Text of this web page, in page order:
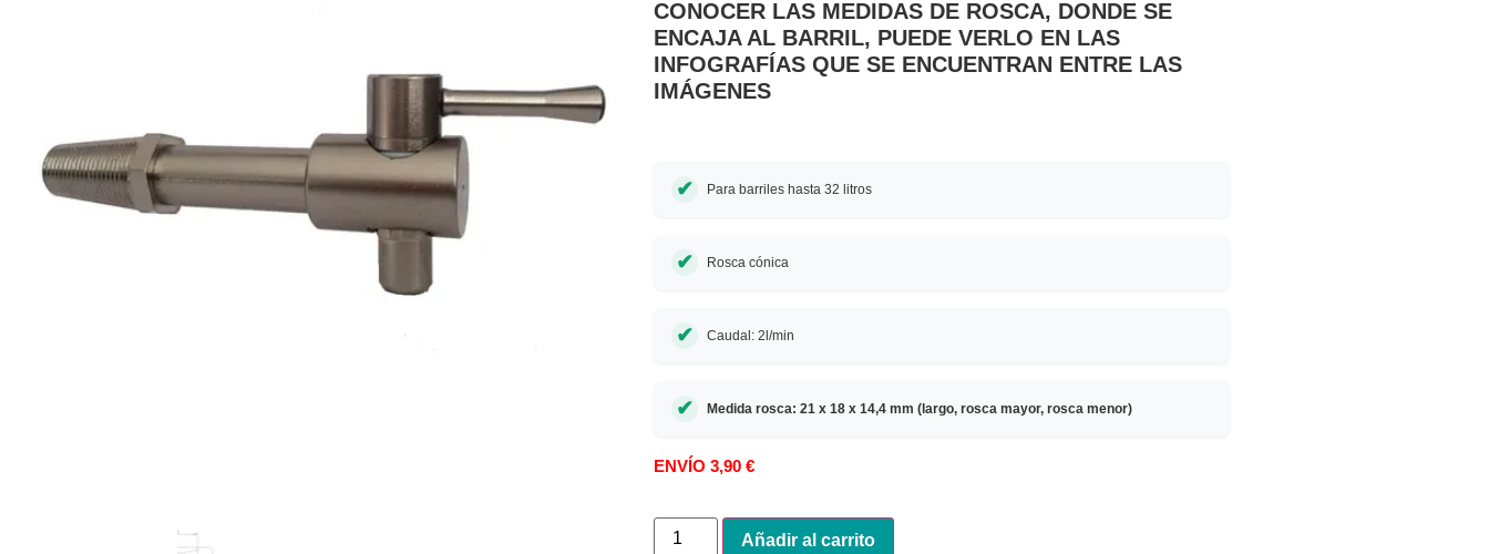
CONOCER LAS MEDIDAS DE ROSCA, DONDE SE
ENCAJA AL BARRIL, PUEDE VERLO EN LAS
INFOGRAFÍAS QUE SE ENCUENTRAN ENTRE LAS
IMÁGENES
Para barriles hasta 32 litros
Rosca cónica
Caudal: 2l/min
Medida rosca: 21 x 18 x 14,4 mm (largo, rosca mayor, rosca menor)
ENVÍO 3,90 €
Añadir al carrito